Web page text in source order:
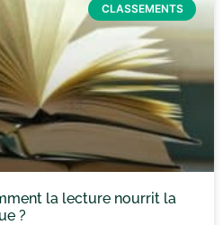
CLASSEMENTS
la lecture nourrit la
?